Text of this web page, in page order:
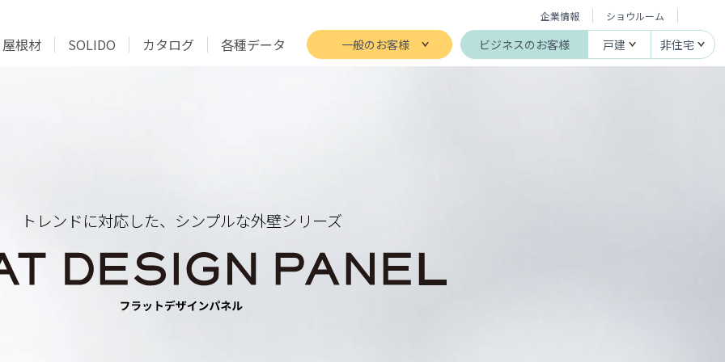
企業情報 ショウルーム
屋根材 SOLIDO カタログ 各種データ 一般のお客様 ビジネスのお客様 戸建 非住宅
トレンドに対応した、シンプルな外壁シリーズ